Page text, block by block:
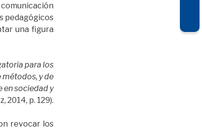
pedagógicos
una figura
para los
métodos, y de
en sociedad y
2014, p. 129).
revocar los